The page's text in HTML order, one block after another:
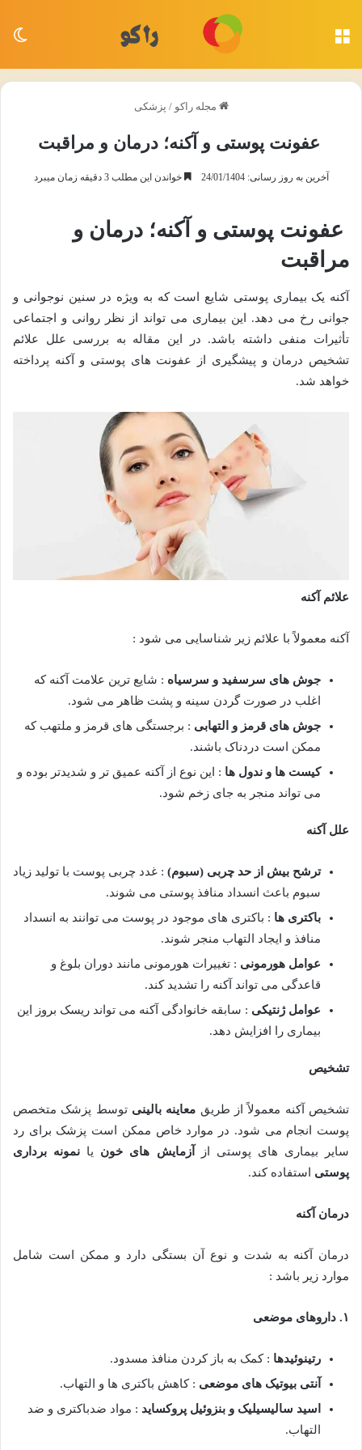
مجله راکو / پزشکی
عفونت پوستی و آکنه؛ درمان و مراقبت
آخرین به روز رسانی: 24/01/1404 خواندن این مطلب 3 دقیقه زمان میبرد
عفونت پوستی و آکنه؛ درمان و
مراقبت
آکنه یک بیماری پوستی شایع است که به ویژه در سنین نوجوانی و
جوانی رخ می دهد. این بیماری می تواند از نظر روانی و اجتماعی
تأثیرات منفی داشته باشد. در این مقاله به بررسی علل علائم
تشخیص درمان و پیشگیری از عفونت های پوستی و آکنه پرداخته
خواهد شد.
علائم آکنه
آکنه معمولاً با علائم زیر شناسایی می شود :
جوش های سرسفید و سرسیاه : شایع ترین علامت آکنه که
اغلب در صورت گردن سینه و پشت ظاهر می شود.
جوش های قرمز و التهابی : برجستگی های قرمز و ملتهب که
ممکن است دردناک باشند.
کیست ها و ندول ها : این نوع از آکنه عمیق تر و شدیدتر بوده و
می تواند منجر به جای زخم شود.
علل آکنه
ترشح بیش از حد چربی (سبوم) : غدد چربی پوست با تولید زیاد
سبوم باعث انسداد منافذ پوستی می شوند.
باکتری ها : باکتری های موجود در پوست می توانند به انسداد
منافذ و ایجاد التهاب منجر شوند.
عوامل هورمونی : تغییرات هورمونی مانند دوران بلوغ و
قاعدگی می تواند آکنه را تشدید کند.
عوامل ژنتیکی : سابقه خانوادگی آکنه می تواند ریسک بروز این
بیماری را افزایش دهد.
تشخیص
تشخیص آکنه معمولاً از طریق معاینه بالینی توسط پزشک متخصص
پوست انجام می شود. در موارد خاص ممکن است پزشک برای رد
سایر بیماری های پوستی از
آزمایش های خون یا نمونه برداری
پوستی استفاده کند.
درمان آکنه
درمان آکنه به شدت و نوع آن بستگی دارد و ممکن است شامل
موارد زیر باشد :
۱. داروهای موضعی
رتینوئیدها : کمک به باز کردن منافذ مسدود.
آنتی بیوتیک های موضعی : کاهش باکتری ها و التهاب.
اسید سالیسیلیک و بنزوئیل پروکساید : مواد ضدباکتری و ضد
التهاب.